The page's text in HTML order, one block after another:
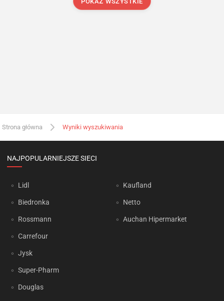
Strona główna Wyniki wyszukiwania
NAJPOPULARNIEJSZE SIECI
Lidl
Biedronka
Rossmann
Carrefour
Jysk
Super-Pharm
Douglas
Kaufland
Netto
Auchan Hipermarket